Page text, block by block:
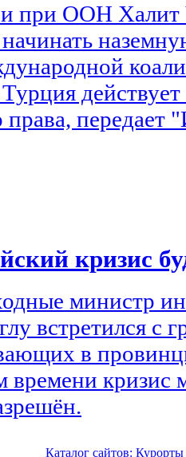
при ООН Халит
начинать
передает
кризис
министр
встретился с
в
времени кризис